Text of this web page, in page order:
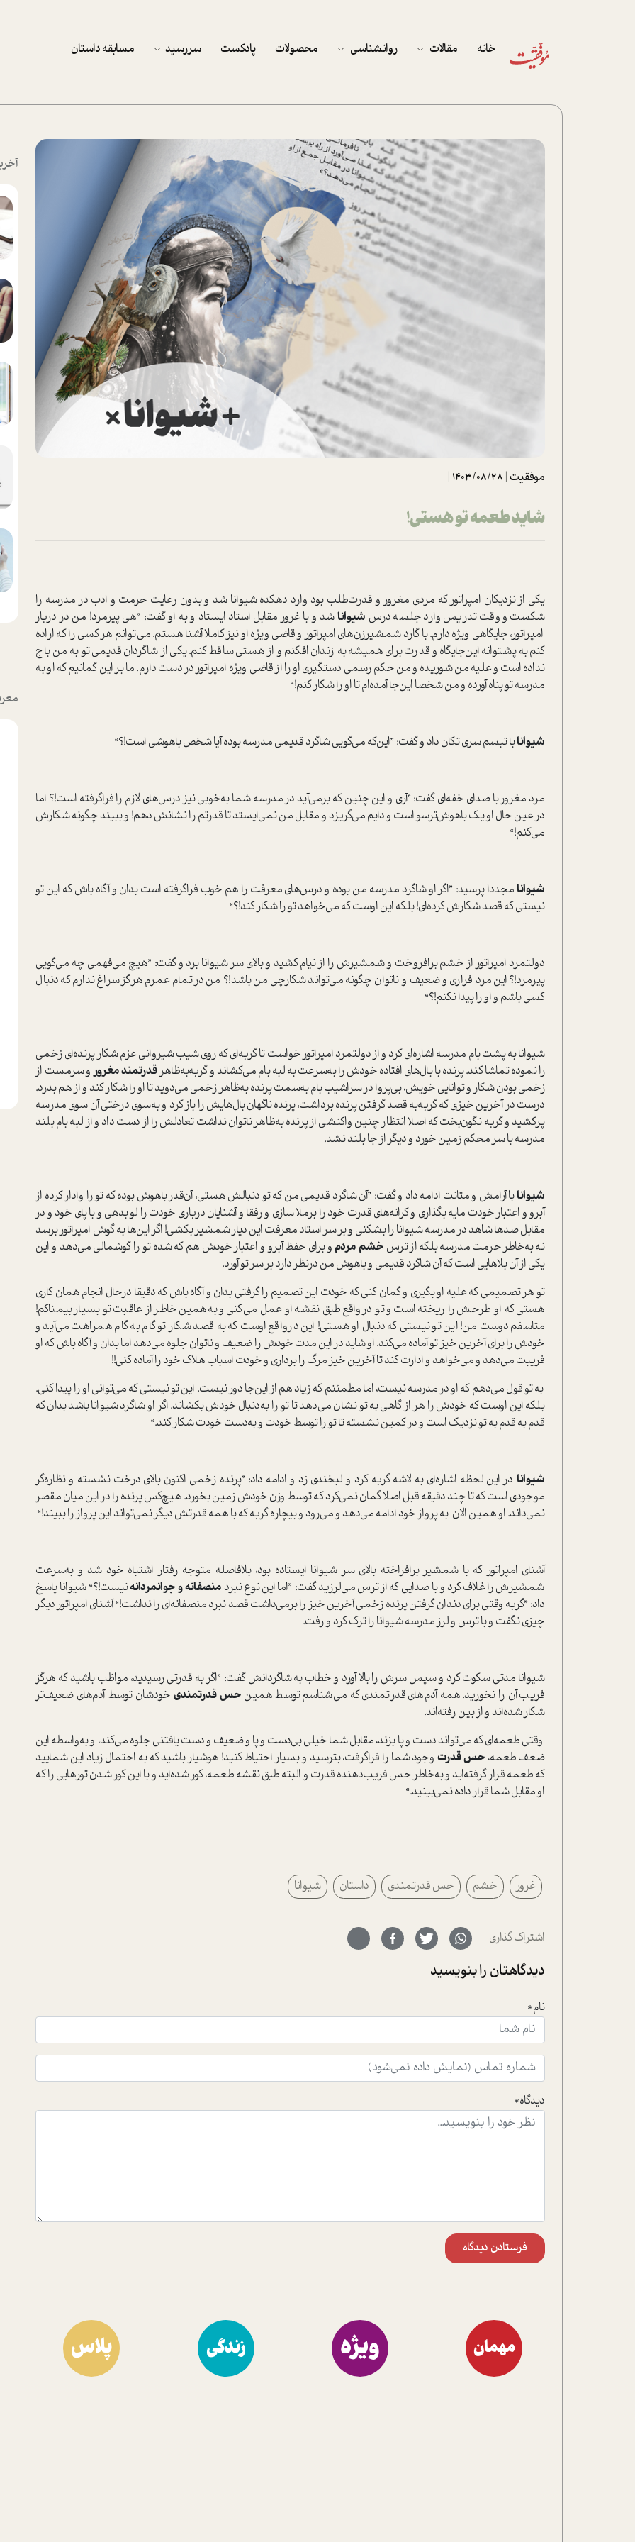
خانه مقالات
پرونده ویژه
زندگی
نوجوان
کار
پلاس
تحلیل فیلم
داستان
روانشناسی محصولات پادکست سررسید
پکيج نوروزي موفقيت
تقویم رومیزی
تقویم دیواری
مسابقه داستان
موفقیت |
1403/08/28
|
شاید طعمه تو هستی!
یکی از نزدیکان امپراتور که مردی مغرور و قدرت‌طلب بود وارد دهکده شیوانا شد و بدون رعایت حرمت و ادب در مدرسه را
شکست و وقت تدریس وارد جلسه درس شیواناشد و با غرور مقابل ا‌ستاد ایستاد و به او گفت‌: ”هی پیرمرد! من در دربار
امپراتور، جایگاهی ویژه دارم. با گارد شمشیرزن‌های امپراتور و قاضی ویژه او نیز کاملا آشنا هستم. می‌توانم هر کسی را که اراده
کنم به پشتوانه این‌جایگاه و قدرت برای همیشه به زندان افکنم و از هستی ساقط کنم. یکی از شاگردان قدیمی تو به من باج
نداده ا‌ست و علیه من شوریده و من حکم رسمی دستگیری او را از قاضی ویژه امپراتور در دست دارم. ما بر این گمانیم که او به
مدرسه تو پناه آورده و من شخصا این‌جا آمده‌ام تا او را شکار کنم!“
شیوانابا تبسم سری تکان داد و گفت‌: ”این‌که می‌گویی شاگرد قدیمی مدرسه بوده آیا شخص باهوشی ا‌ست!؟“
مرد مغرور با صدای خفه‌ای گفت‌: ”آری و این‌ چنین که برمی‌آید در مدرسه شما به‌خوبی نیز درس‌های لازم را فرا‌گرفته ا‌ست!؟ اما
در عین حال او یک باهوش‌ترسو ا‌ست و دايم می‌گریزد و مقابل من نمی‌ایستد تا قدرتم را نشانش دهم! و ببیند چگونه شکارش
می‌کنم!“
شیوانامجددا پرسید: ”اگر او شاگرد مدرسه من بوده و درس‌های معرفت را هم خوب فرا‌گرفته ا‌ست بدان و آگاه باش که این تو
نیستی که قصد شکارش کرده‌ای! بلکه این اوست که می‌خواهد تو را شکار کند!؟“
دولتمرد امپراتور از خشم برافروخت و شمشیرش را از نیام کشید و بالای سر شیوانا برد و گفت‌: ”هیچ می‌فهمی چه می‌گویی
پیرمرد!؟ این مرد فراری و ضعیف و ناتوان چگونه می‌تواند شکارچی من باشد!؟ من در تمام عمرم هرگز سراغ ندارم که دنبال
کسی باشم و او را پیدا نکنم!؟“
شیوانا به پشت بام مدرسه اشاره‌ای کرد و از دولتمرد امپراتور خوا‌ست تا گربه‌ای که روی شیب شیروانی عزم شکار پرنده‌ای زخمی
را نموده تماشا کند. پرنده با بال‌های افتاده خودش را به‌سرعت به لبه بام می‌کشاند و گربه‌به‌ظاهرقدرتمند مغرورو سرمست از
زخمی بودن شکار و توانایی خویش، بی‌پروا در سراشیب بام به‌سمت پرنده به‌ظاهر زخمی می‌دوید تا او را شکار کند و از هم بدرد.
درست در آخرین خیزی که گربه‌به قصد گرفتن پرنده برداشت، پرنده ناگهان بال‌هایش را باز کرد و به‌سوی درختی آن سوی مدرسه
پرکشید و گربه نگون‌بخت که اصلا انتظار چنین واکنشی از پرنده به‌ظاهر ناتوان نداشت تعادلش را از دست داد و از لبه بام بلند
مدرسه با سر محکم زمین خورد و دیگر از جا بلند نشد.
شیوانابا آرامش و متانت ادامه داد و گفت‌: ”آن شاگرد قدیمی من که تو دنبالش هستی، آن‌قدر باهوش بوده که تو را وادار کرده از
آبرو و اعتبار خودت مایه بگذاری و کرانه‌های قدرت خود را برملا سازی و رفقا و آشنایان درباری خودت را لو بدهی و با پای خود و در
مقابل صدها شاهد در مدرسه شیوانا را بشکنی و بر سر ا‌ستاد معرفت این دیار شمشیر بکشی! اگر این‌ها به گوش امپراتور برسد
نه به‌خاطر حرمت مدرسه بلکه از ترس خشم مردمو برای حفظ آبرو و اعتبار خودش هم که شده تو را گوشمالی می‌دهد و این
یکی از آن بلاهایی ا‌ست که آن شاگرد قدیمی و باهوش من در‌نظر دارد بر سر تو آورد.
تو هر تصمیمی که علیه او بگیری و گمان کنی که خودت این تصمیم را گرفتی بدان و آگاه باش که دقیقا در‌حال انجام همان کاری
هستی که او طرحش را ریخته ا‌ست و تو در‌واقع طبق نقشه او عمل می‌کنی و به‌همین خاطر از عاقبت تو بسیار بیمناکم!
متاسفم دوست من! این تو نیستی که دنبال او هستی! این در‌واقع اوست که به قصد شکار تو گام به گام همراهت می‌آید و
خودش را برای آخرین خیز تو آماده می‌کند. او شاید در این مدت خودش را ضعیف و ناتوان جلوه می‌دهد اما بدان و آگاه باش که او
فریبت می‌دهد و می‌خواهد و ادارت کند تا آخرین خیز مرگ را برداری و خودت اسباب هلاک خود را آماده کنی!!
به تو قول می‌دهم که او در مدرسه نیست، اما مطمئنم که زیاد هم از این‌جا دور نیست. این تو نیستی که می‌توانی او را پیدا کنی.
بلکه این اوست که خودش را هر از گاهی به تو نشان می‌دهد تا تو را به‌دنبال خودش بکشاند. اگر او شاگرد شیوانا باشد بدان که
قدم به قدم به تو نزدیک ا‌ست و در کمین نشسته تا تو را توسط خودت و به‌دست خودت شکار کند.“
شیوانا در این لحظه اشاره‌ای به لاشه گربه کرد و لبخندی زد و ادامه داد: ”پرنده زخمی اکنون بالای درخت نشسته و نظاره‌گر
موجودی ا‌ست که تا چند دقیقه قبل اصلا گمان نمی‌کرد که توسط وزن خودش زمین بخورد. هیچ‌کس پرنده را در این میان مقصر
نمی‌داند. او همین الان به پرواز خود ادامه می‌دهد و می‌رود و بیچاره گربه که با همه قدرتش دیگر نمی‌تواند این پرواز را ببیند!“
آشنای امپراتور که با شمشیر برافراخته بالای سر شیوانا ایستاده بود، بلافاصله متوجه رفتار اشتباه خود شد و به‌سرعت
شمشیرش را غلاف کرد و با صدایی که از ترس می‌لرزید گفت‌: ”اما این نوع نبرد منصفانه و جوانمردانهنیست!؟“ شیوانا پاسخ
داد: ”گربه وقتی برای دندان گرفتن پرنده زخمی آخرین خیز را برمی‌داشت قصد نبرد منصفانه‌ای را نداشت!“ آشنای امپراتور دیگر
چیزی نگفت و با ترس و لرز مدرسه شیوانا را ترک کرد و رفت.
شیوانا مدتی سکوت کرد و سپس سرش را بالا آورد و خطاب به شاگردانش گفت‌: ”اگر به قدرتی رسیدید، مواظب باشید که هرگز
فریب آن را نخورید. همه آدم‌های قدرتمندی که می‌شناسم توسط همین حس قدرتمندی خودشان توسط آدم‌های ضعیف‌تر
شکار شده‌اند و از بین رفته‌اند.
وقتی طعمه‌ای که می‌تواند دست و پا بزند، مقابل شما خیلی بی‌دست و پا و ضعیف و دست یافتنی جلوه می‌کند، و به‌واسطه این
ضعف طعمه، حس قدرت وجود شما را فرا‌گرفت، بترسید و بسیار احتیاط کنید! هوشیار باشید که به احتمال زیاد این شمايید
که طعمه قرار گرفته‌اید و به‌خاطر حس فریب‌دهنده قدرت و البته طبق نقشه طعمه، کور شده‌اید و با این کور شدن تورهایی را که
او مقابل شما قرار داده نمی‌بینید.“
غرور خشم حس قدرتمندی داستان شیوانا
اشتراک گذاری
دیدگاهتان را بنویسید
نام*
دیدگاه*
فرستادن دیدگاه
مهمان ویژه زندگی پلاس